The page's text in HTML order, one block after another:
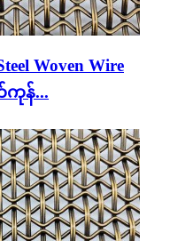
Woven Wire
ကုန်...